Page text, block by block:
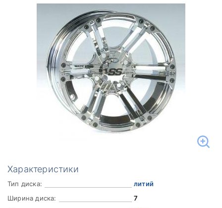
Характеристики
Тип диска:
литий
Ширина диска:
7